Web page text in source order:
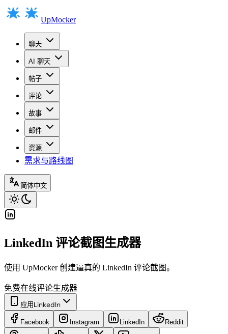
UpMocker
聊天
AI 聊天
帖子
评论
故事
邮件
资源
需求与路线图
简体中文
LinkedIn 评论截图生成器
使用 UpMocker 创建逼真的 LinkedIn 评论截图。
免费在线评论生成器
应用LinkedIn
Facebook Instagram LinkedIn Reddit